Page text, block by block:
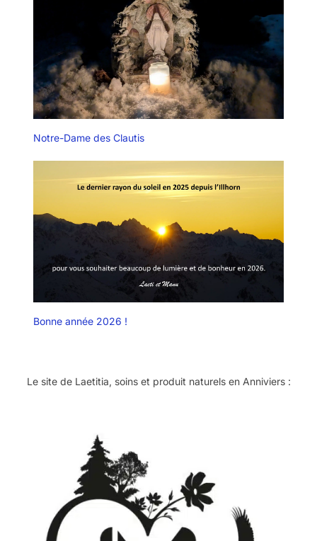
Notre-Dame des Clautis
Bonne année 2026 !
Le site de Laetitia, soins et produit naturels en Anniviers :